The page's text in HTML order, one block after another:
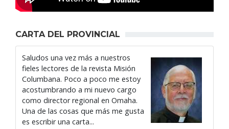
CARTA DEL PROVINCIAL
Saludos una vez más a nuestros
fieles lectores de la revista Misión
Columbana. Poco a poco me estoy
acostumbrando a mi nuevo cargo
como director regional en Omaha.
Una de las cosas que más me gusta
es escribir una carta...